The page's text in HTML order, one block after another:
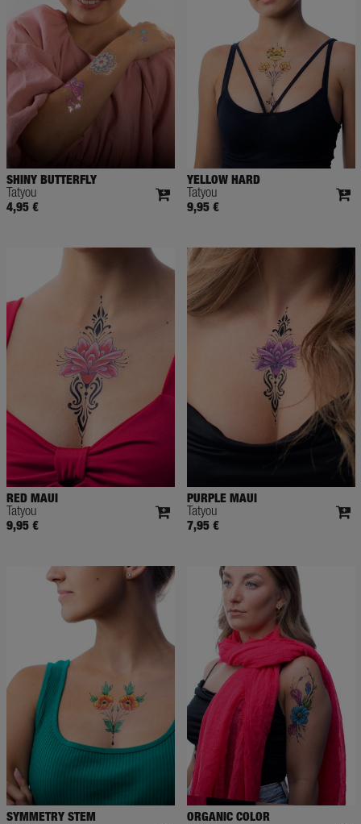
SHINY BUTTERFLY
Tatyou
4,95 €
YELLOW HARD
Tatyou
9,95 €
RED MAUI
Tatyou
9,95 €
PURPLE MAUI
Tatyou
7,95 €
SYMMETRY STEM ORGANIC COLOR